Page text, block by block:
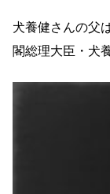
犬養健さんの父
閣総理大臣・犬